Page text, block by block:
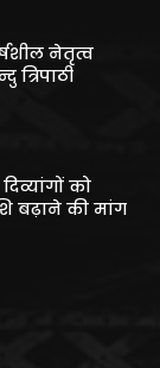
नेतृत्व
को
बढ़ाने की मांग